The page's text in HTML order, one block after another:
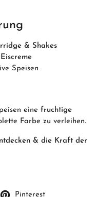
& Shakes
Speisen
eine fruchtige
Farbe zu verleihen.
& die Kraft der
Pinterest